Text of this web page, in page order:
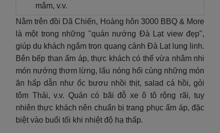
mắm, v.v.
Nằm trên đồi Dã Chiến, Hoàng hôn 3000 BBQ & More
là một trong những "quán nướng Đà Lạt view đẹp",
giúp du khách ngắm trọn quang cảnh Đà Lạt lung linh.
Bên bếp than ấm áp, thực khách có thể vừa nhâm nhi
món nướng thơm lừng, lẩu nóng hổi cùng những món
ăn hấp dẫn như ốc bươu nhồi thịt, salad cá hồi, gỏi
tôm Thái, v.v. Quán có bãi đỗ xe ô tô rộng rãi, tuy
nhiên thực khách nên chuẩn bị trang phục ấm áp, đặc
biệt vào buổi tối khi nhiệt độ hạ thấp.